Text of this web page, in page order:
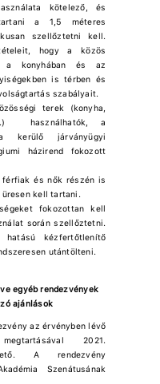
kötelező, és
a 1,5 méteres
szellőztetni kell.
hogy a közös
a konyhában és az
is térben és
szabályait.
terek (konyha,
használhatók, a
kerülő járványügyi
házirend fokozott
férfiak és nők részén is
kell tartani.
fokozottan kell
során szellőztetni.
kézfertőtlenítő
utántölteni.
egyéb rendezvények
ajánlások
az érvényben lévő
2021.
A rendezvény
Szenátusának